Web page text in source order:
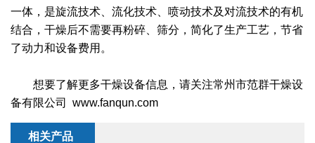
一体，是旋流技术、流化技术、喷动技术及对流技术的有机
结合，干燥后不需要再粉碎、筛分，简化了生产工艺，节省
了动力和设备费用。
想要了解更多干燥设备信息，请关注常州市范群干燥设
备有限公司 www.fanqun.com
相关产品